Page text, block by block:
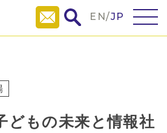
EN/JP
どもの未来と情報社